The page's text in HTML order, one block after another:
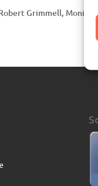
Grimmell, Monika